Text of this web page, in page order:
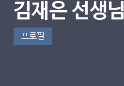
김재은 선생님
프로필